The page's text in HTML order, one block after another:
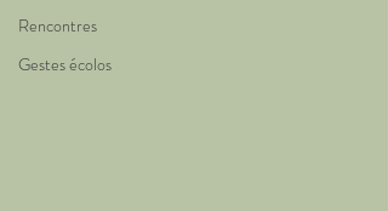
Rencontres
Gestes écolos